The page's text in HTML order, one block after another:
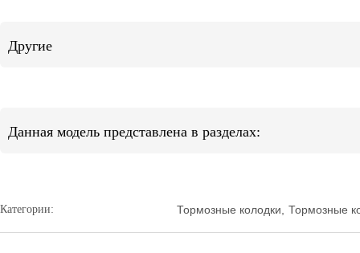
Другие
Данная модель представлена в разделах:
Категории: Тормозные колодки Тормозные